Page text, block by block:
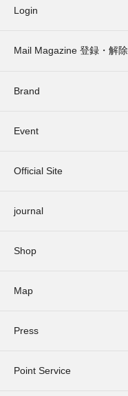
Login
Mail Magazine 登録・解除
Brand
Event
Official Site
journal
Shop
Map
Press
Point Service